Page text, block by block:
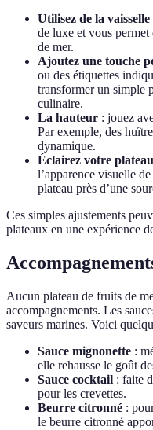
Utilisez de la
de luxe et vous
de mer.
Ajoutez une touche
ou des étiquettes
transformer un simple
culinaire.
La hauteur : jouez
Par exemple, des
dynamique.
Éclairez votre plateau
l’apparence visuelle
plateau près d’une
Ces simples ajustements
plateaux en une expérience
Aucun plateau de fruits de
accompagnements. Les
saveurs marines. Voici
Sauce mignonette :
elle rehausse le goût
Sauce cocktail : faite
pour les crevettes.
Beurre citronné :
le beurre citronné